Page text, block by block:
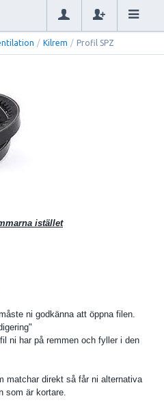
/ Kilrem / Profil SPZ
istället
ni godkänna att öppna filen.
ni har på remmen och fyller i den
matchar direkt så får ni alternativa
som är kortare.